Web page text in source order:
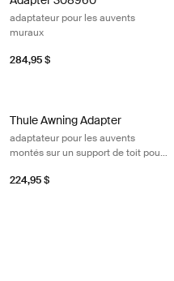
adaptateur pour les auvents
muraux
284,95 $
Thule Awning Adapter
adaptateur pour les auvents
montés sur un support de toit pour
224,95 $